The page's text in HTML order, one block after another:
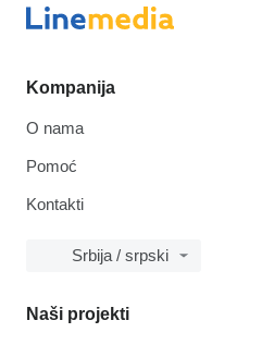
Kompanija
O nama
Pomoć
Kontakti
Srbija / srpski
Naši projekti